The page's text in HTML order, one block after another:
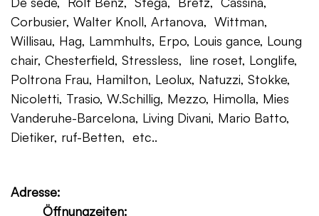
Corbusier, Walter Knoll, Artanova, Wittman,
Willisau, Hag, Lammhults, Erpo, Louis gance, Loung
chair, Chesterfield, Stressless, line roset, Longlife,
Poltrona Frau, Hamilton, Leolux, Natuzzi, Stokke,
Nicoletti, Trasio, W.Schillig, Mezzo, Himolla, Mies
Vanderuhe-Barcelona, Living Divani, Mario Batto,
Dietiker, ruf-Betten, etc..
Adresse:
Öffnungzeiten: